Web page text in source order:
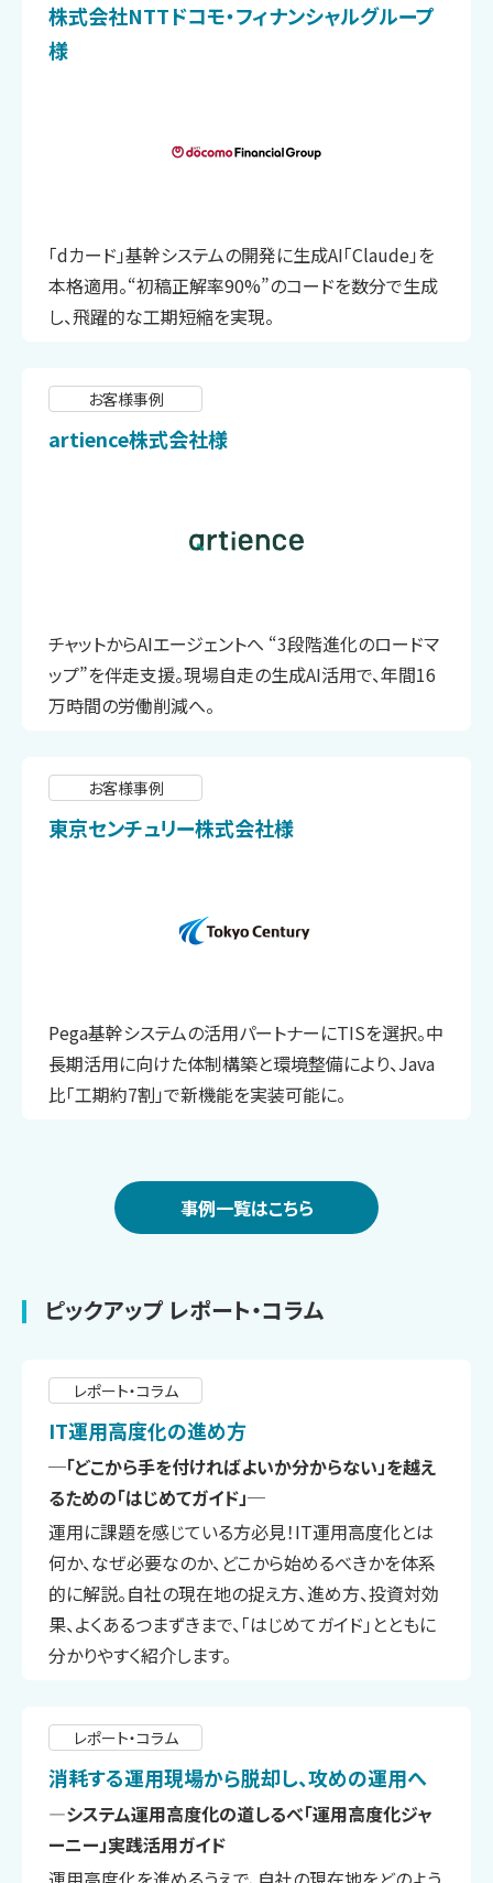
株式会社NTTドコモ・フィナンシャルグループ
様
「dカード」基幹システムの開発に生成AI「Claude」を
本格適用。“初稿正解率90%”のコードを数分で生成
し、飛躍的な工期短縮を実現。
artience株式会社様
お客様事例
チャットからAIエージェントへ “3段階進化のロードマ
ップ”を伴走支援。現場自走の生成AI活用で、年間16
万時間の労働削減へ。
東京センチュリー株式会社様
お客様事例
Pega基幹システムの活用パートナーにTISを選択。中
長期活用に向けた体制構築と環境整備により、Java
比「工期約7割」で新機能を実装可能に。
事例一覧はこちら
ピックアップ レポート・コラム
IT運用高度化の進め方
─「どこから手を付ければよいか分からない」を越え
るための「はじめてガイド」─
レポート・コラム
運用に課題を感じている方必見！IT運用高度化とは
何か、なぜ必要なのか、どこから始めるべきかを体系
的に解説。自社の現在地の捉え方、進め方、投資対効
果、よくあるつまずきまで、「はじめてガイド」とともに
分かりやすく紹介します。
消耗する運用現場から脱却し、攻めの運用へ
―システム運用高度化の道しるべ「運用高度化ジャ
ーニー」実践活用ガイド
レポート・コラム